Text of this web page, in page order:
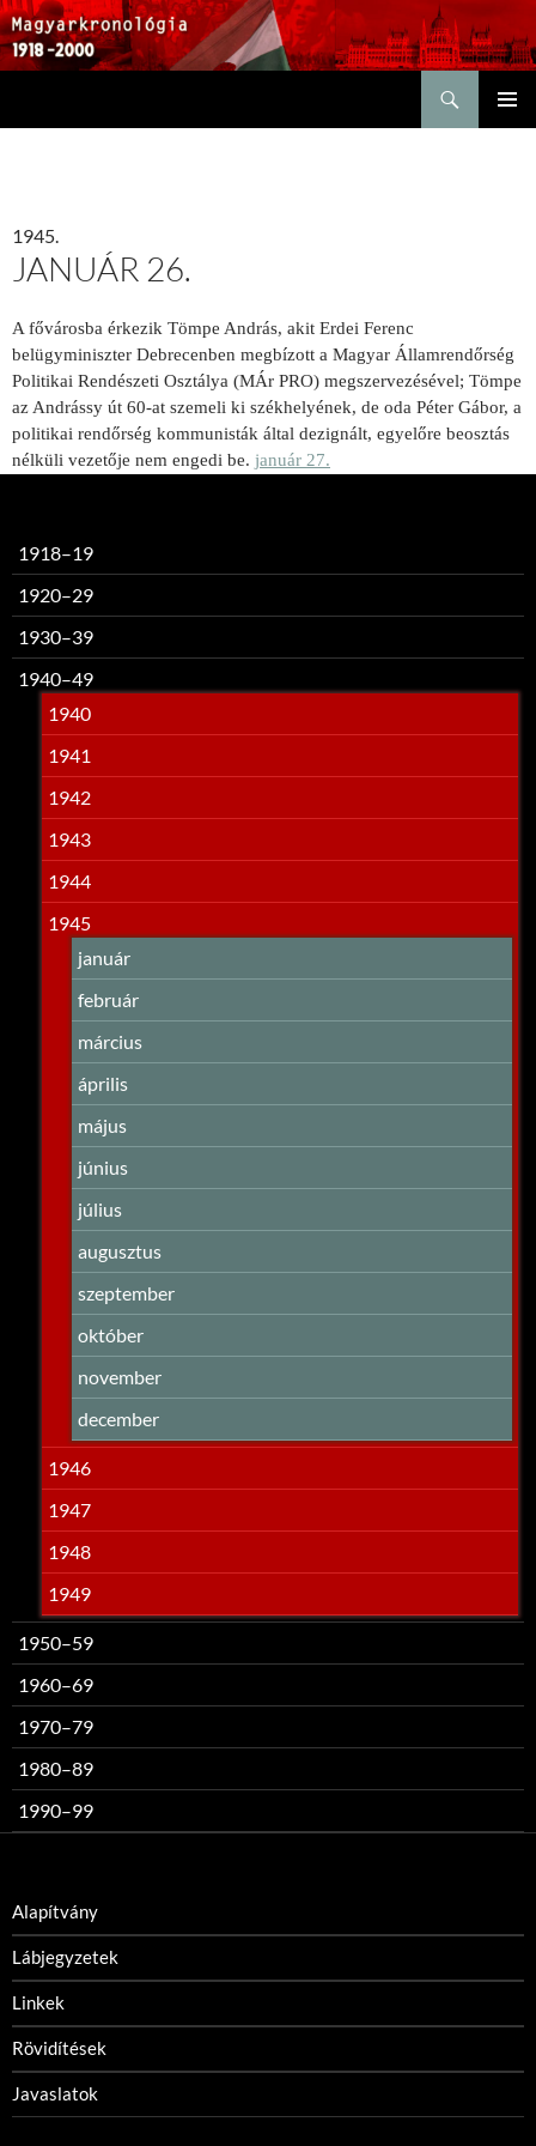
1945.
JANUÁR 26.
A fővárosba érkezik Tömpe András, akit Erdei Ferenc
belügyminiszter Debrecenben megbízott a Magyar Államrendőrség
Politikai Rendészeti Osztálya (MÁr PRO) megszervezésével; Tömpe
az Andrássy út 60-at szemeli ki székhelyének, de oda Péter Gábor, a
politikai rendőrség kommunisták által dezignált, egyelőre beosztás
nélküli vezetője nem engedi be. január 27.
1918–19
1920–29
1930–39
1940–49
1940
1941
1942
1943
1944
1945
január
február
március
április
május
június
július
augusztus
szeptember
október
november
december
1946
1947
1948
1949
1950–59
1960–69
1970–79
1980–89
1990–99
Alapítvány
Lábjegyzetek
Linkek
Rövidítések
Javaslatok